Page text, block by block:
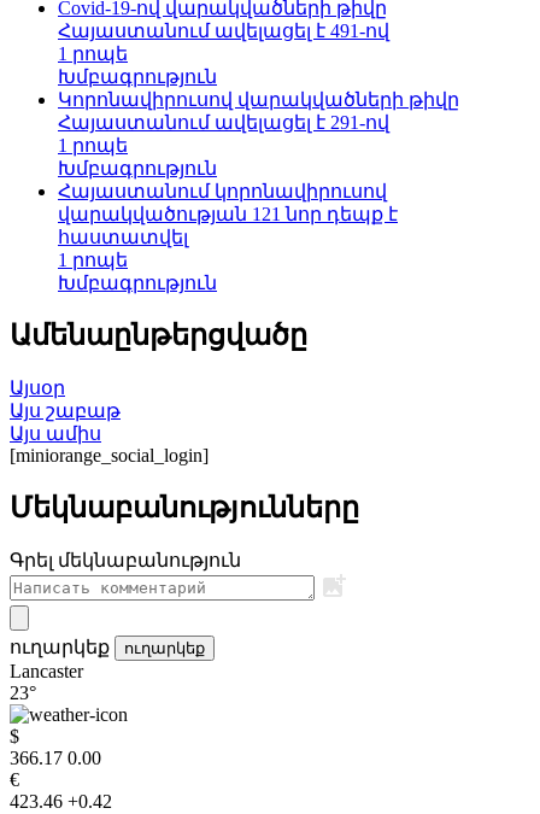
Covid-19-ով վարակվածների թիվը
Հայաստանում ավելացել է 491-ով
1 րոպե
Խմբագրություն
Կորոնավիրուսով վարակվածների թիվը
Հայաստանում ավելացել է 291-ով
1 րոպե
Խմբագրություն
Հայաստանում կորոնավիրուսով
վարակվածության 121 նոր դեպք է
հաստատվել
1 րոպե
Խմբագրություն
Ամենաընթերցվածը
Այսօր
Այս շաբաթ
Այս ամիս
[miniorange_social_login]
Մեկնաբանությունները
Գրել մեկնաբանություն
ուղարկեք ուղարկեք
Lancaster
23°
$
366.17 0.00
€
423.46 +0.42